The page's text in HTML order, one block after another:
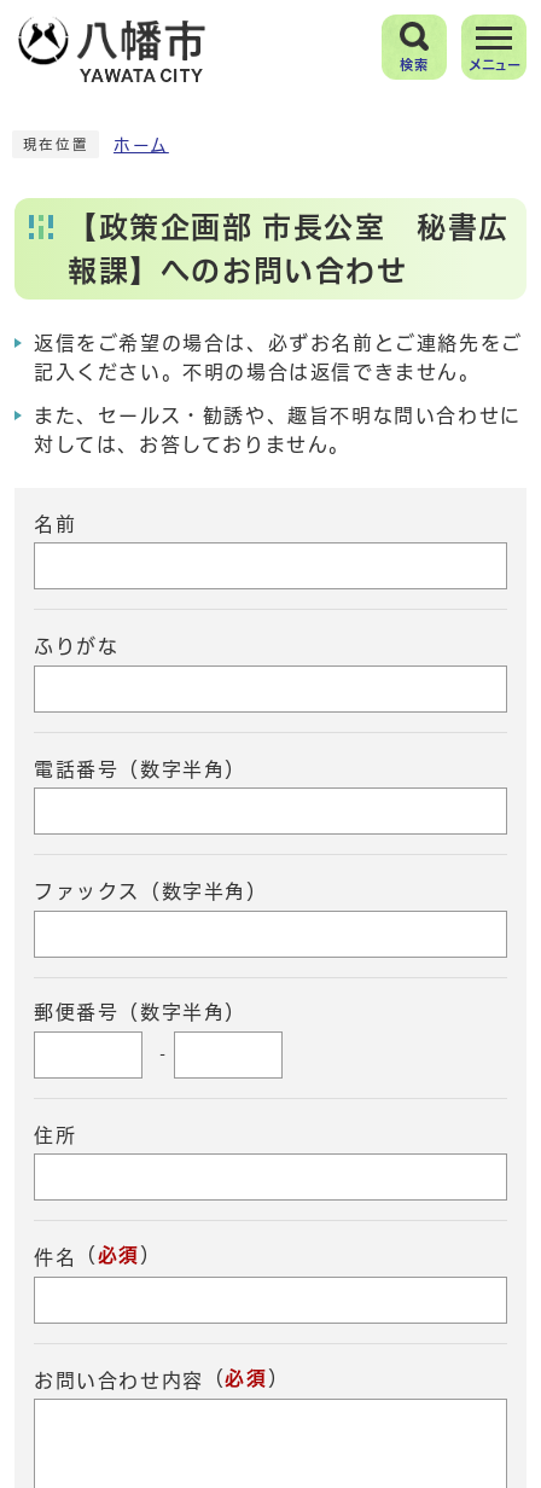
検索 メニュー
現在位置 ホーム
【政策企画部 市長公室 秘書広
報課】へのお問い合わせ
返信をご希望の場合は、必ずお名前とご連絡先をご
記入ください。不明の場合は返信できません。
また、セールス・勧誘や、趣旨不明な問い合わせに
対しては、お答しておりません。
名前
ふりがな
電話番号（数字半角）
ファックス（数字半角）
郵便番号（数字半角）
-
住所
件名 （ 必須 ）
お問い合わせ内容 （必須 ）